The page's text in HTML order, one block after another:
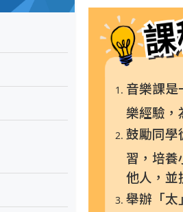
音樂課
樂經驗，
鼓勵同學
習，培養
他人，並
舉辦「太